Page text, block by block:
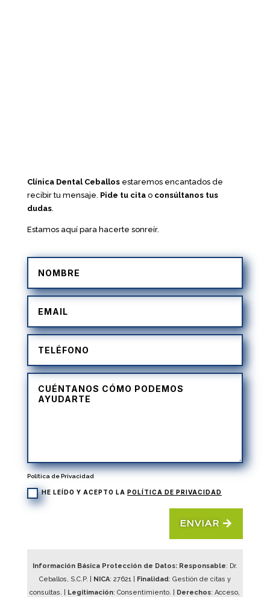
Clínica Dental Ceballosestaremos encantados de
recibir tu mensaje. Pide tu citao consúltanos tus
dudas.
Estamos aquí para hacerte sonreír.
Política de Privacidad
HE LEÍDO Y ACEPTO LA POLÍTICA DE PRIVACIDAD
ENVIAR
Información Básica Protección de Datos: Responsable: Dr.
Ceballos, S.C.P. |
NICA: 27621| Finalidad: Gestión de citas y
consultas. |
Legitimación: Consentimiento. | Derechos: Acceso,